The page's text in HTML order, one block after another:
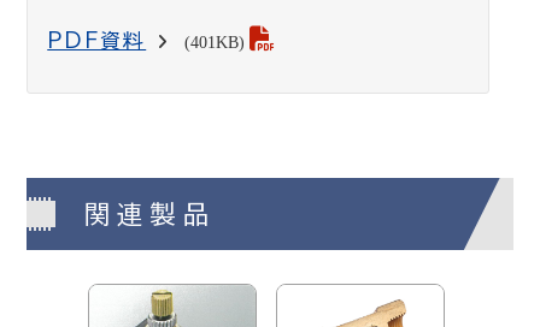
PDF資料 (401KB)
関連製品